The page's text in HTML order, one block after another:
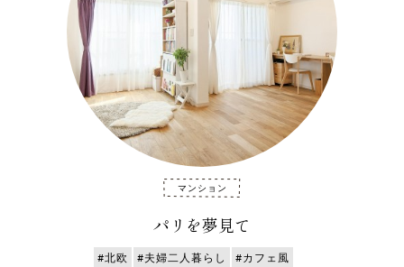
マンション
パリを夢見て
#北欧 #夫婦二人暮らし
#カフェ風